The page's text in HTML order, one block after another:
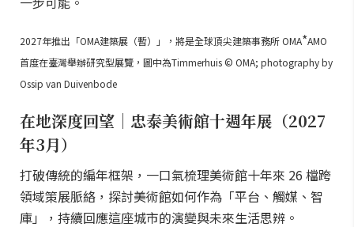
2027年推出「OMA建築展（暫）」，將是全球頂尖建築事務所 OMA*AMO
首度在臺灣舉辦研究型展覽，圖中為Timmerhuis © OMA; photography by
Ossip van Duivenbode
在地深度回望｜忠泰美術館十週年展（2027
年3月）
打破傳統的編年框架，一口氣梳理美術館十年來 26 檔跨
領域策展脈絡，探討美術館如何作為「平台、觸媒、智
庫」，持續回應這座城市的演變與未來生活思辨。